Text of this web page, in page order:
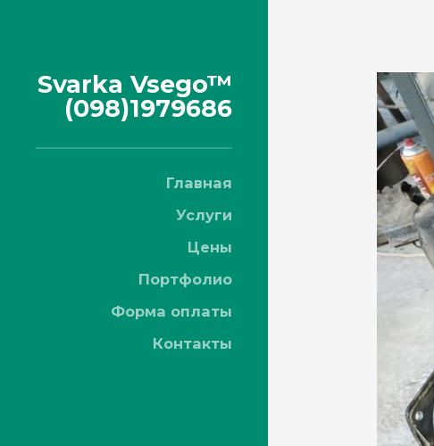
Svarka Vsego™
(098)1979686
Главная
Услуги
Цены
Портфолио
Форма оплаты
Контакты